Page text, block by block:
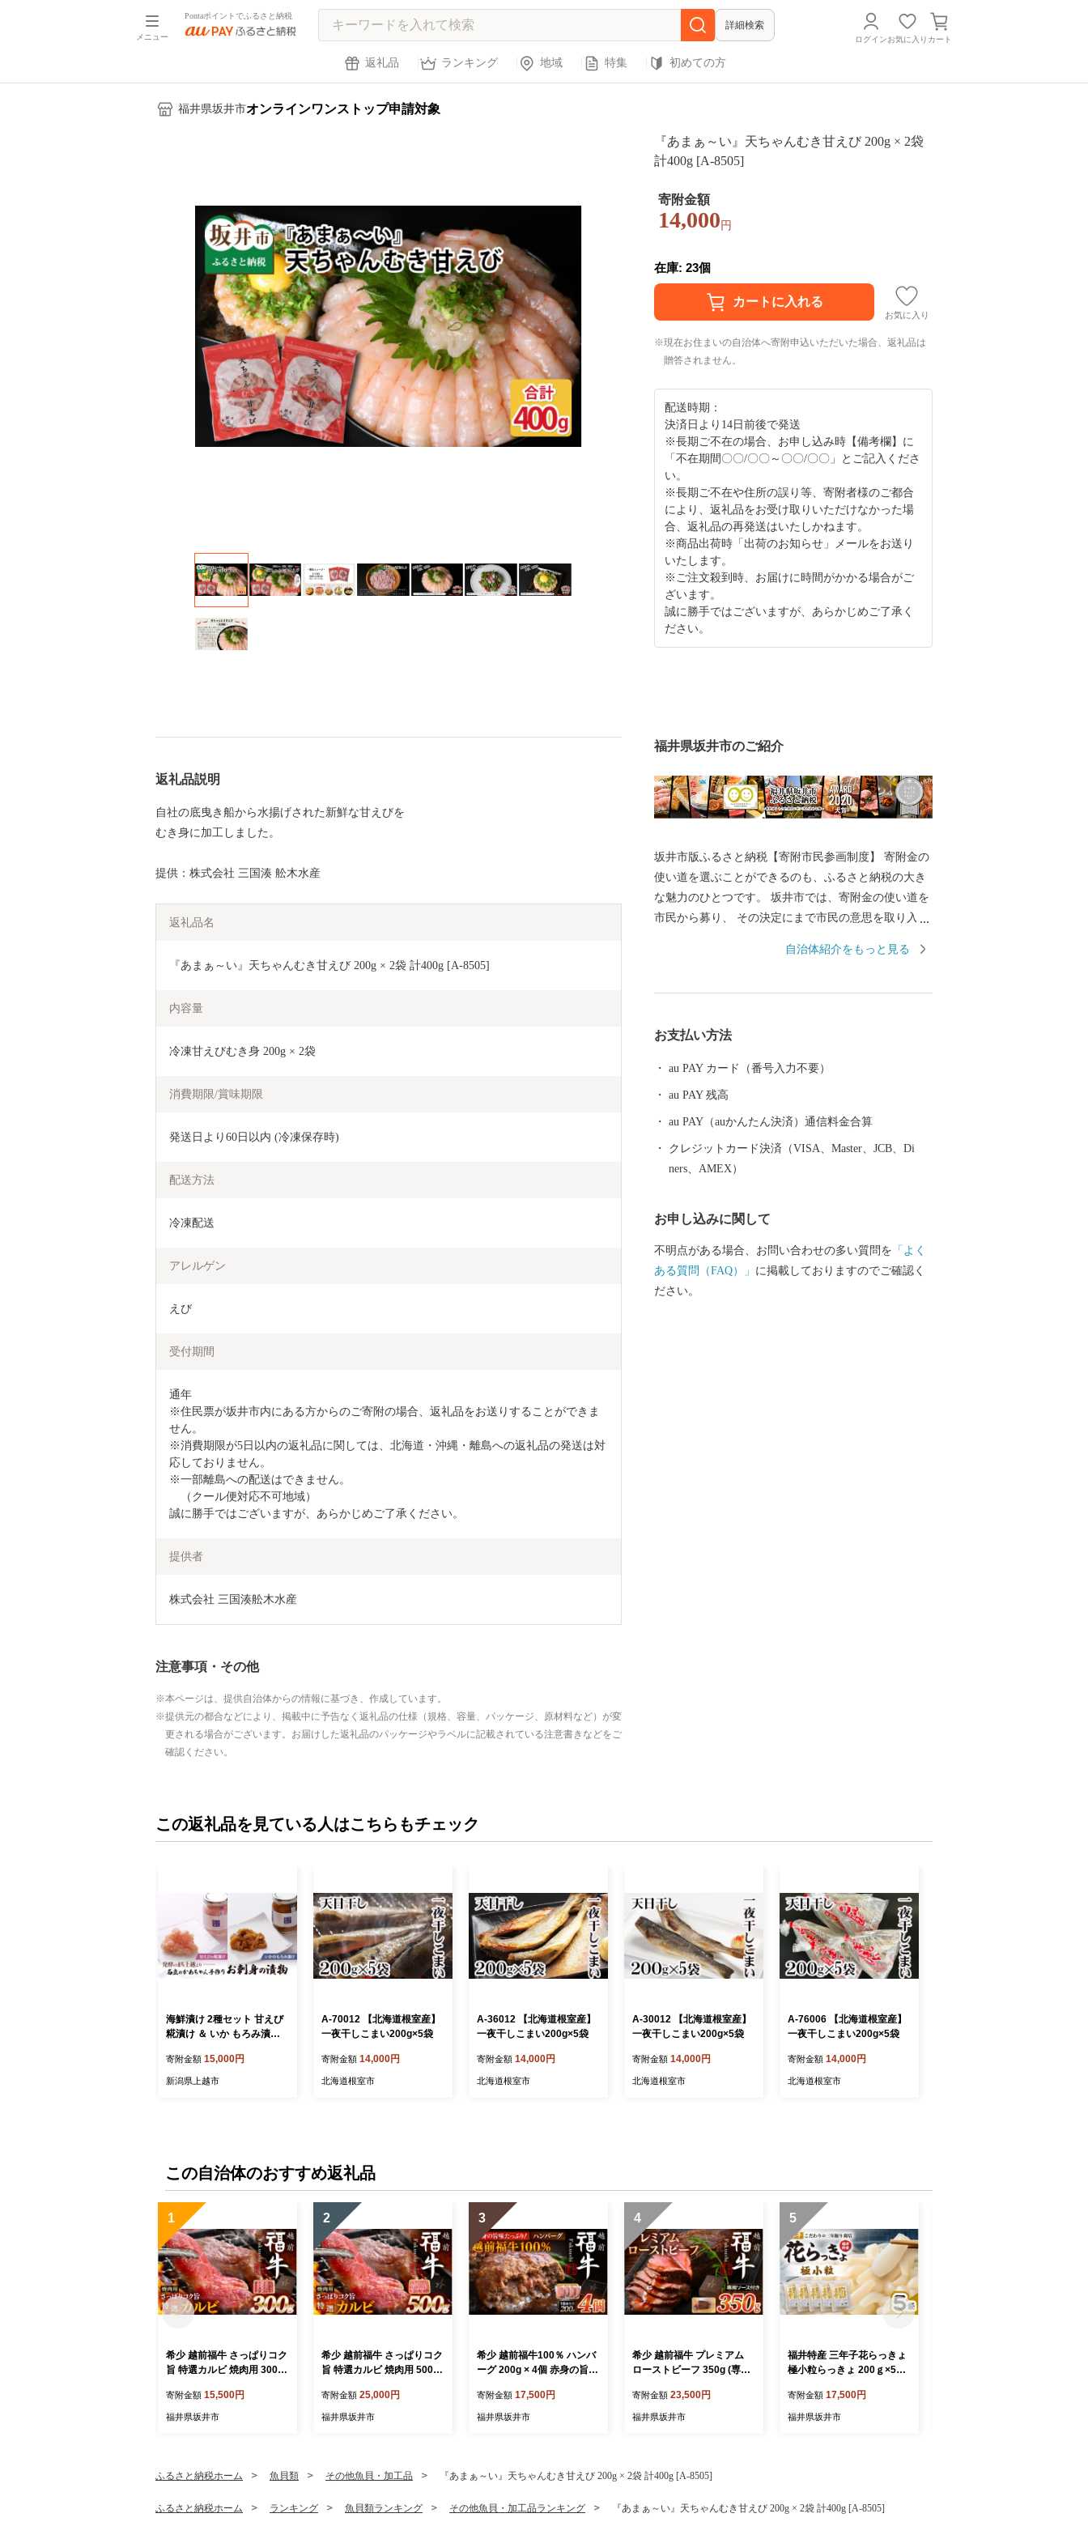
メニュー
Pontaポイントでふるさと納税
詳細検索
ログインお気に入り カート
返礼品 ランキング 地域 特集 初めての方
福井県坂井市オンラインワンストップ申請対象
『あまぁ～い』天ちゃんむき甘えび 200g × 2袋
計400g [A-8505]
寄附金額
14,000 円
在庫: 23個
お気に入り
現在お住まいの自治体へ寄附申込いただいた場合、返礼品は
贈答されません。
配送時期：
決済日より14日前後で発送
※長期ご不在の場合、お申し込み時【備考欄】に
「不在期間〇〇/〇〇～〇〇/〇〇」とご記入くださ
い。
※長期ご不在や住所の誤り等、寄附者様のご都合
により、返礼品をお受け取りいただけなかった場
合、返礼品の再発送はいたしかねます。
※商品出荷時「出荷のお知らせ」メールをお送り
いたします。
※ご注文殺到時、お届けに時間がかかる場合がご
ざいます。
誠に勝手ではございますが、あらかじめご了承く
ださい。
返礼品説明
自社の底曳き船から水揚げされた新鮮な甘えびを
むき身に加工しました。
提供：株式会社 三国湊 舩木水産
返礼品名
『あまぁ～い』天ちゃんむき甘えび 200g × 2袋 計400g [A-8505]
内容量
冷凍甘えびむき身 200g × 2袋
消費期限/賞味期限
発送日より60日以内 (冷凍保存時)
配送方法
冷凍配送
アレルゲン
えび
受付期間
通年
※住民票が坂井市内にある方からのご寄附の場合、返礼品をお送りすることができま
せん。
※消費期限が5日以内の返礼品に関しては、北海道・沖縄・離島への返礼品の発送は対
応しておりません。
※一部離島への配送はできません。
（クール便対応不可地域）
誠に勝手ではございますが、あらかじめご了承ください。
提供者
株式会社 三国湊舩木水産
注意事項・その他
本ページは、提供自治体からの情報に基づき、作成しています。
提供元の都合などにより、掲載中に予告なく返礼品の仕様（規格、容量、パッケージ、原材料など）が変
更される場合がございます。お届けした返礼品のパッケージやラベルに記載されている注意書きなどをご
確認ください。
福井県坂井市のご紹介
坂井市版ふるさと納税【寄附市民参画制度】 寄附金の
使い道を選ぶことができるのも、ふるさと納税の大き
な魅力のひとつです。 坂井市では、寄附金の使い道を
市民から募り、 その決定にまで市民の意思を取り入れ
礼品を選ぶときのように、ワクワクしながら寄附金の
ール】 坂井市は福井県の北部に位置し、県内随一の穀
倉地帯である坂井平野が広がる”コシヒカリのふるさ
故郷です。) その他、若狭牛、甘えび、越前がに、花
らっきょう、越前そば、油揚げなど豊かな食に恵まれ
ており、地場産業である越前織による織マークは国内
笑顔になれるまち坂井市へのご支援のほどよろしくお
願いします。 〈プライバシーポリシー（個人情報保護
方針）について〉 お客様からいただいた個人情報は、
自治体紹介をもっと見る
お支払い方法
au PAY カード（番号入力不要）
au PAY 残高
au PAY（auかんたん決済）通信料金合算
クレジットカード決済（VISA、Master、JCB、Di
ners、AMEX）
お申し込みに関して
不明点がある場合、お問い合わせの多い質問を 「よく
ある質問（FAQ）」 に掲載しておりますのでご確認く
ださい。
この返礼品を見ている人はこちらもチェック
海鮮漬け 2種セット 甘えび
糀漬け ＆ いか もろみ漬け
飯のお供 おつまみ 漬物 新
潟県 上越市 送料無料
寄附金額 15,000円
新潟県上越市
A-70012 【北海道根室産】
一夜干しこまい200g×5袋
寄附金額 14,000円
北海道根室市
A-36012 【北海道根室産】
一夜干しこまい200g×5袋
寄附金額 14,000円
北海道根室市
A-30012 【北海道根室産】
一夜干しこまい200g×5袋
寄附金額 14,000円
北海道根室市
A-76006 【北海道根室産】
一夜干しこまい200g×5袋
寄附金額 14,000円
北海道根室市
この自治体のおすすめ返礼品
1
希少 越前福牛 さっぱりコク
旨 特選カルビ 焼肉用 300g
牛 赤身和牛 かるび 肉 牛 牛
肉 冷凍 贈答 贈り物 ギフト
寄附金額 15,500円
福井県坂井市
2
希少 越前福牛 さっぱりコク
旨 特選カルビ 焼肉用 500g
牛 赤身和牛 かるび 肉 牛 牛
肉 冷凍 贈答 贈り物 ギフト
寄附金額 25,000円
福井県坂井市
3
希少 越前福牛100％ ハンバ
ーグ 200g × 4個 赤身の旨味
国産牛 ブランド牛 赤身和牛
肉 牛 牛肉 惣菜 冷凍 個包装
寄附金額 17,500円
福井県坂井市
4
希少 越前福牛 プレミアム
ローストビーフ 350g (専用
国産和牛 ブランド牛 赤身和
牛 肉 牛 牛肉 惣菜 冷凍 個包
寄附金額 23,500円
福井県坂井市
5
福井特産 三年子花らっきょ
極小粒らっきょ 200ｇ×5袋
りの三年掘り栽培』 希少 漬
け 国産 漬け物 お漬物 ラッ
寄附金額 17,500円
福井県坂井市
ふるさと納税ホーム 魚貝類 その他魚貝・加工品 『あまぁ～い』天ちゃんむき甘えび 200g × 2袋 計400g [A-8505]
ふるさと納税ホーム ランキング 魚貝類ランキング その他魚貝・加工品ランキング 『あまぁ～い』天ちゃんむき甘えび 200g × 2袋 計400g [A-8505]